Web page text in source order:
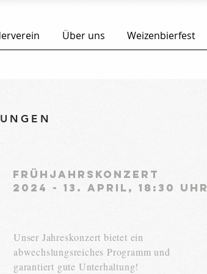
Über uns Weizenbierfest
Frühjahrskonzert
2024 - 13. April, 18:30 Uhr
Unser Jahreskonzert bietet ein
abwechslungsreiches Programm und
garantiert gute Unterhaltung!